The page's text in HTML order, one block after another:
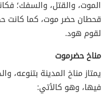
الموت، والقتل، والسفك؛
قحطان حضر موت، كما
لقوم هود.
مناخ حضرموت
يمتاز مناخ المدينة بتنوعه،
فيها، وهو كالأتي: